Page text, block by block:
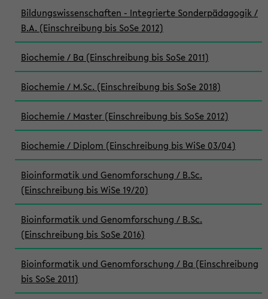
Bildungswissenschaften - Integrierte Sonderpädagogik /
B.A. (Einschreibung bis SoSe 2012)
Biochemie / Ba (Einschreibung bis SoSe 2011)
Biochemie / M.Sc. (Einschreibung bis SoSe 2018)
Biochemie / Master (Einschreibung bis SoSe 2012)
Biochemie / Diplom (Einschreibung bis WiSe 03/04)
Bioinformatik und Genomforschung / B.Sc.
(Einschreibung bis WiSe 19/20)
Bioinformatik und Genomforschung / B.Sc.
(Einschreibung bis SoSe 2016)
Bioinformatik und Genomforschung / Ba (Einschreibung
bis SoSe 2011)